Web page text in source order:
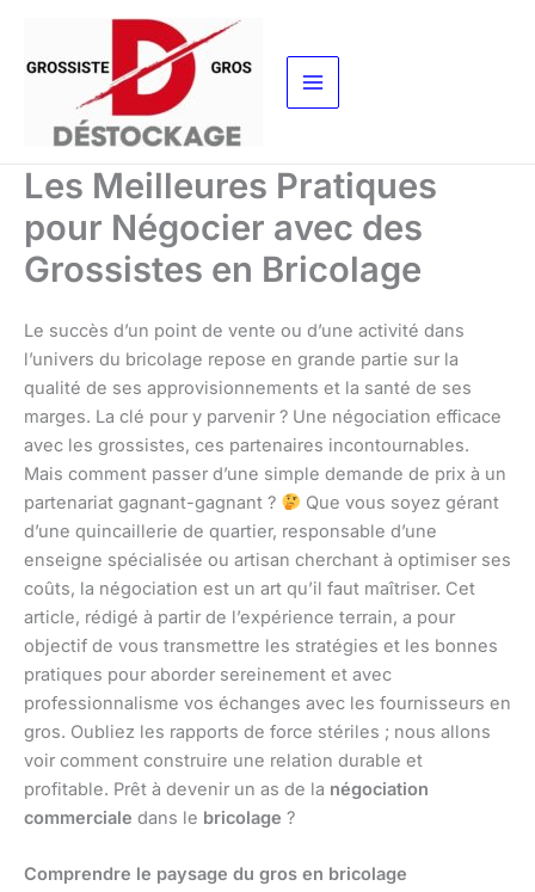
contenu
Les Meilleures Pratiques
pour Négocier avec des
Grossistes en Bricolage
Le succès d’un point de vente ou d’une activité dans
l’univers du bricolage repose en grande partie sur la
qualité de ses approvisionnements et la santé de ses
marges. La clé pour y parvenir ? Une négociation efficace
avec les grossistes, ces partenaires incontournables.
Mais comment passer d’une simple demande de prix à un
partenariat gagnant-gagnant ?
Que vous soyez gérant
d’une quincaillerie de quartier, responsable d’une
enseigne spécialisée ou artisan cherchant à optimiser ses
coûts, la négociation est un art qu’il faut maîtriser. Cet
article, rédigé à partir de l’expérience terrain, a pour
objectif de vous transmettre les stratégies et les bonnes
pratiques pour aborder sereinement et avec
professionnalisme vos échanges avec les fournisseurs en
gros. Oubliez les rapports de force stériles ; nous allons
voir comment construire une relation durable et
profitable. Prêt à devenir un as de la négociation
commerciale dans le bricolage ?
Comprendre le paysage du gros en bricolage